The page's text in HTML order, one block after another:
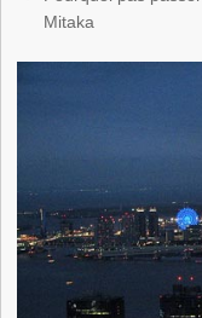
Mitaka